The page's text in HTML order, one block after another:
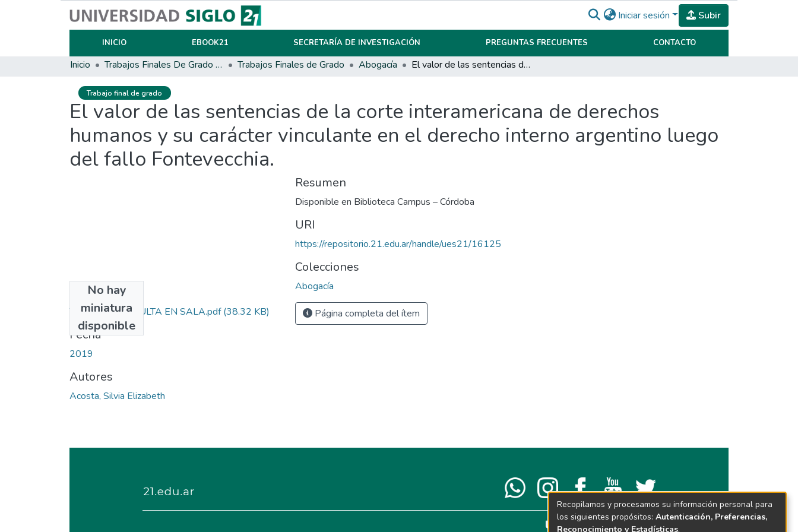
Iniciar sesión Subir
INICIO EBOOK21 SECRETARÍA DE INVESTIGACIÓN PREGUNTAS FRECUENTES CONTACTO
Inicio Trabajos Finales De Grado Y Posgrado Trabajos Finales de Grado Abogacía El valor de las sentencias de la corte interamericana de derechos humanos y su carácter vinculante en el derecho interno argentino luego del fallo Fontevecchia.
Trabajo final de grado
El valor de las sentencias de la corte interamericana de derechos
humanos y su carácter vinculante en el derecho interno argentino luego
del fallo Fontevecchia.
No hay
miniatura
disponible
Archivos
TESIS DE CONSULTA EN SALA.pdf(38.32 KB)
Fecha
2019
Autores
Acosta, Silvia Elizabeth
Resumen
Disponible en Biblioteca Campus – Córdoba
URI
https://repositorio.21.edu.ar/handle/ues21/16125
Colecciones
Abogacía
Página completa del ítem
Recopilamos y procesamos su información personal para
los siguientes propósitos: Autenticación, Preferencias,
Reconocimiento y Estadísticas.